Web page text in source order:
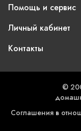
Помощь и сервис
Личный кабинет
Контакты
©
Соглашения в